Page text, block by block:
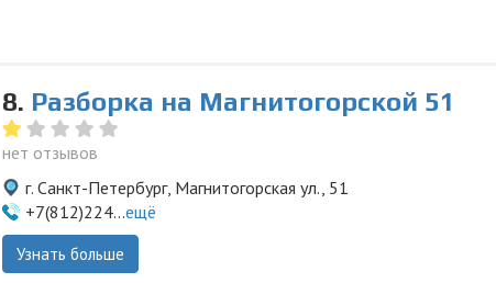
8. Разборка на Магнитогорской 51
нет отзывов
г. Санкт-Петербург, Магнитогорская ул., 51
+7(812)224...ещё
Узнать больше